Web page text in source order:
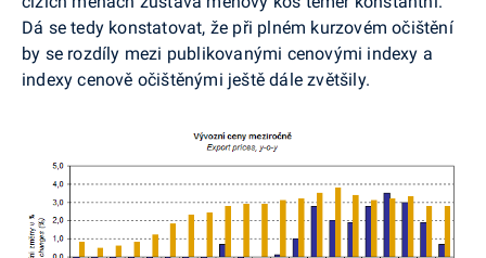
Dá se tedy konstatovat, že při plném kurzovém očištění
by se rozdíly mezi publikovanými cenovými indexy a
indexy cenově očištěnými ještě dále zvětšily.